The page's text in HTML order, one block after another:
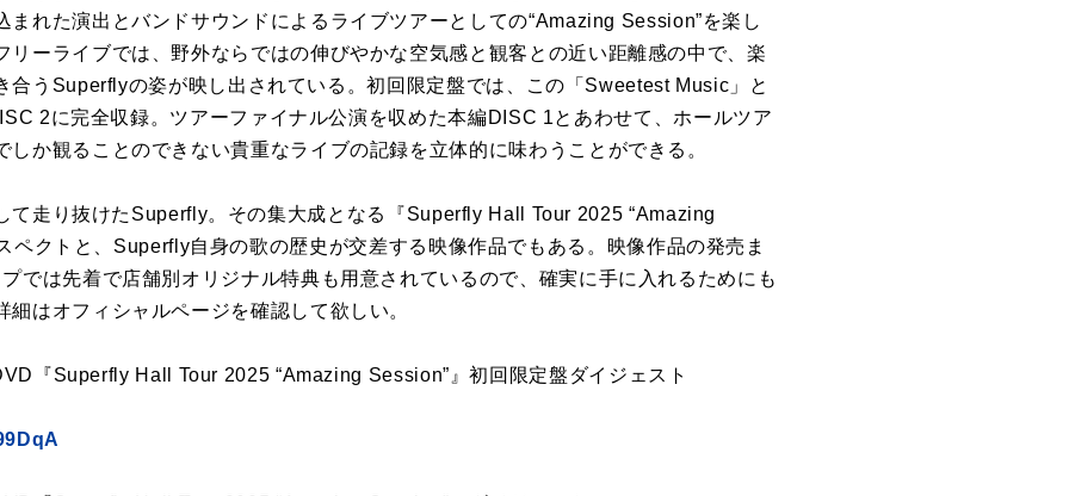
まれた演出とバンドサウンドによるライブツアーとしての“Amazing Session”を楽し
リーライブでは、野外ならではの伸びやかな空気感と観客との近い距離感の中で、楽
合うSuperflyの姿が映し出されている。初回限定盤では、この「Sweetest Music」と
2に完全収録。ツアーファイナル公演を収めた本編DISC 1とあわせて、ホールツア
しか観ることのできない貴重なライブの記録を立体的に味わうことができる。
て走り抜けたSuperfly。その集大成となる『Superfly Hall Tour 2025 “Amazing
ペクトと、Superfly自身の歌の歴史が交差する映像作品でもある。映像作品の発売ま
では先着で店舗別オリジナル特典も用意されているので、確実に手に入れるためにも
はオフィシャルページを確認して欲しい。
『Superfly Hall Tour 2025 “Amazing Session”』初回限定盤ダイジェスト